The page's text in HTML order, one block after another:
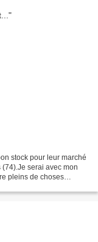
stock pour leur marché
serai avec mon
pleins de choses